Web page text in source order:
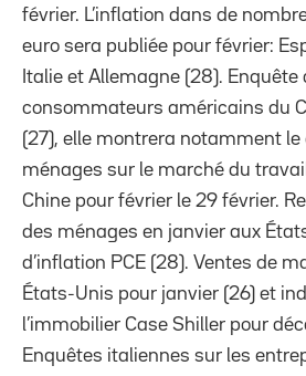
février. L’inflation dans de
euro sera publiée pour février:
Italie et Allemagne (28). Enquête
consommateurs américains du
(27), elle montrera notamment
ménages sur le marché du
Chine pour février le 29 février.
des ménages en janvier aux
d’inflation PCE (28). Ventes de
États-Unis pour janvier (26) et
l’immobilier Case Shiller pour
Enquêtes italiennes sur les